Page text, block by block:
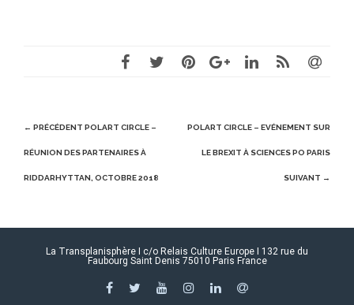
Post
navigation
← PRÉCÉDENT POLART CIRCLE –
RÉUNION DES PARTENAIRES À
RIDDARHYTTAN, OCTOBRE 2018
POLART CIRCLE – EVÉNEMENT SUR
LE BREXIT À SCIENCES PO PARIS
SUIVANT →
La Transplanisphère I c/o Relais Culture Europe I 132 rue du
Faubourg Saint Denis 75010 Paris France